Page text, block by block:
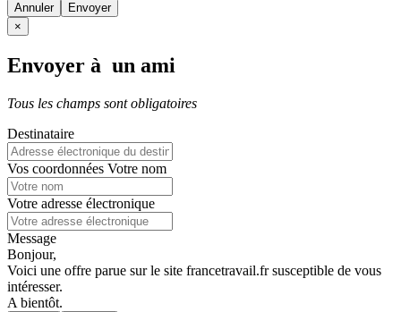
Annuler
×
Envoyer à un ami
Tous les champs sont obligatoires
Destinataire
Vos coordonnées Votre nom
Votre adresse électronique
Message
Bonjour,
Voici une offre parue sur le site francetravail.fr susceptible de vous
intéresser.
A bientôt.